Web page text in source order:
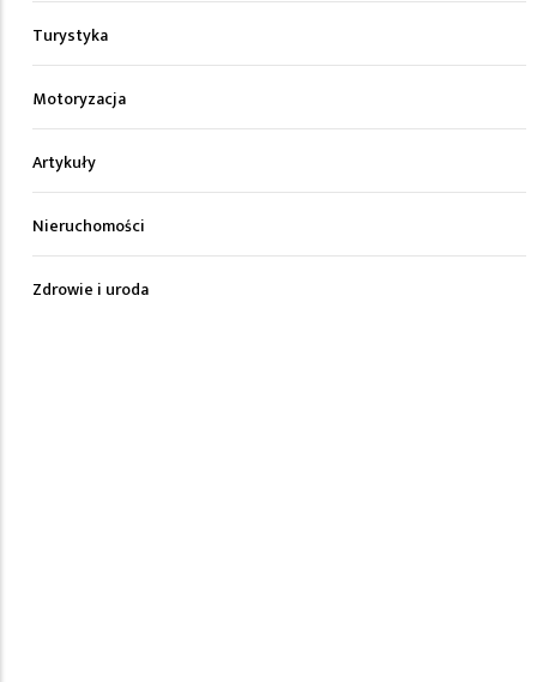
Turystyka
Motoryzacja
Artykuły
Nieruchomości
Zdrowie i uroda